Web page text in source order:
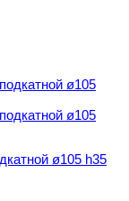
ø105 h35
ø105 h35